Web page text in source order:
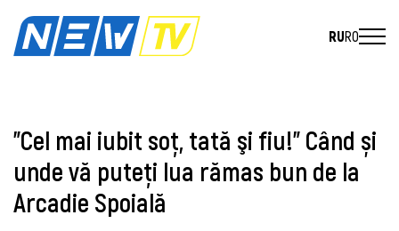
RURO
"Cel mai iubit soț, tată şi fiu!" Când și
unde vă puteți lua rămas bun de la
Arcadie Spoială